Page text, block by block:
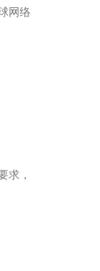
网络
求，